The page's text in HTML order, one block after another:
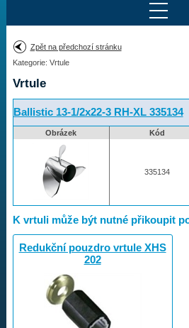
Provedení:
Výrobce:
Drážky na hřídeli:
Najít vrtuli
Motory
Vrtule
Apollo
Michigan Match
Zpět na předchozí stránku
Kategorie: Vrtule
Vrtule
Ballistic 13-1/2x22-3 RH-XL 335134
Obrázek Kód
335134
K vrtuli může být nutné přikoupit
Redukční pouzdro vrtule XHS
202